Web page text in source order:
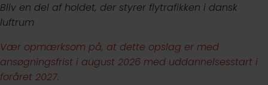
Bliv en del af holdet, der styrer flytrafikken i dansk
luftrum
Vær opmærksom på, at dette opslag er med
ansøgningsfrist i august 2026 med uddannelsesstart i
foråret 2027.